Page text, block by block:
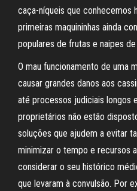
caça-níqueis que conhecemos
primeiras maquininhas ainda
populares de frutas e naipes de
O mau funcionamento de uma
causar grandes danos aos
até processos judiciais longos
proprietários não estão
soluções que ajudem a evitar
minimizar o tempo e recursos
considerar o seu histórico
que levaram à convulsão. Por